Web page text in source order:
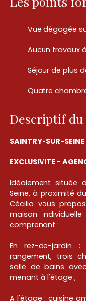
Vue dégagée
Aucun travaux
Séjour de plus
Quatre
Descriptif du
SAINTRY-SUR-SEINE
EXCLUSIVITE -
Idéalement située
Seine, à proximité
Cécilia vous
maison
comprenant :
En rez-de-jardin :
rangement, trois
salle de bains
menant à l'étage ;
A l'étage : cuisine